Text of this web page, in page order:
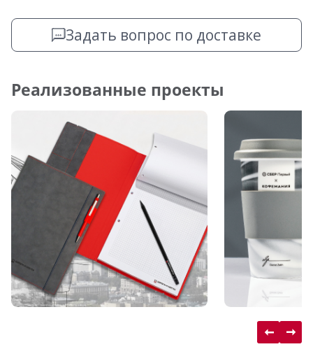
Задать вопрос по доставке
Реализованные проекты